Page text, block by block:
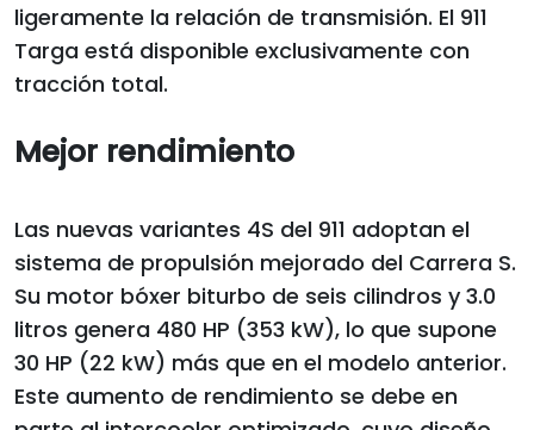
ligeramente la relación de transmisión. El 911
Targa está disponible exclusivamente con
tracción total.
Mejor rendimiento
Las nuevas variantes 4S del 911 adoptan el
sistema de propulsión mejorado del Carrera S.
Su motor bóxer biturbo de seis cilindros y 3.0
litros genera 480 HP (353 kW), lo que supone
30 HP (22 kW) más que en el modelo anterior.
Este aumento de rendimiento se debe en